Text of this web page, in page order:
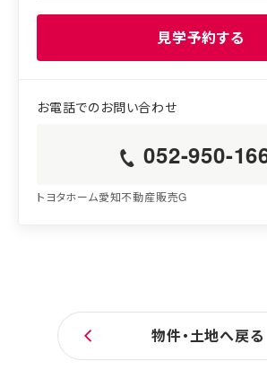
見学予約する
052-950-
トヨタホーム愛知不動産販売G
物件・土地へ戻る